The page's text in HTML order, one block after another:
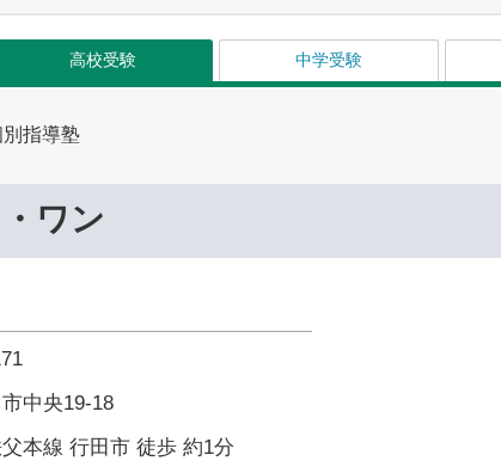
高校受験 中学受験
別指導塾
ワン
中央19-18
本線 行田市 徒歩 約1分